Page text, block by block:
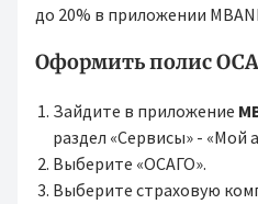
до 20% в приложении
Оформить полис
Зайдите в приложение
раздел «Сервисы» - «Мой
Выберите «ОСАГО».
Выберите страховую